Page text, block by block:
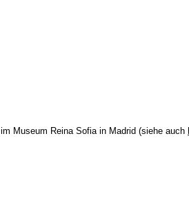
Museum Reina Sofia in Madrid (siehe auch